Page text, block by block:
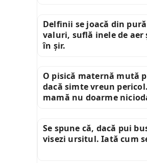
Delfinii se joacă din
valuri, suflă inele de aer
în șir.
O pisică maternă mută
dacă simte vreun
mamă nu doarme
Se spune că, dacă pui
visezi ursitul. Iată cum